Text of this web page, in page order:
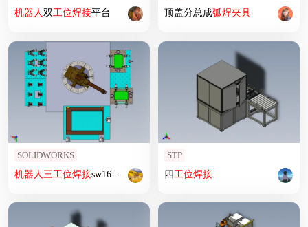
机器人双工位焊接平台 顶盖分总成弧焊夹具
SOLIDWORKS
机器人 三工位焊接sw16可编辑
STP
四工位焊接